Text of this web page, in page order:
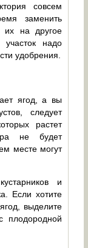
совсем
заменить
их на другое
надо
удобрения.
ягод, а вы
следует
растет
не будет
месте могут
и
Если хотите
выделите
плодородной